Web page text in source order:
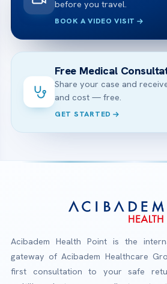
before you travel.
BOOK A VIDEO VISIT
Free Medical
Share your case and
and cost — free.
GET STARTED
Acibadem Health Point is the
gateway of Acibadem Healthcare
first consultation to your safe